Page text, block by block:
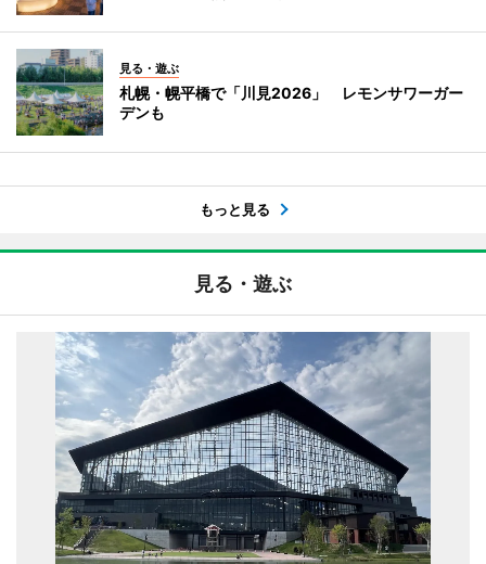
見る・遊ぶ
札幌・幌平橋で「川見2026」 レモンサワーガー
デンも
もっと見る
見る・遊ぶ